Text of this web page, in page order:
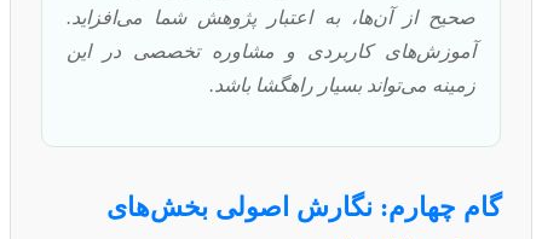
صحیح از آن‌ها، به اعتبار پژوهش شما می‌افزاید.
آموزش‌های کاربردی و مشاوره تخصصی در این
زمینه می‌تواند بسیار راهگشا باشد.
گام چهارم: نگارش اصولی بخش‌های